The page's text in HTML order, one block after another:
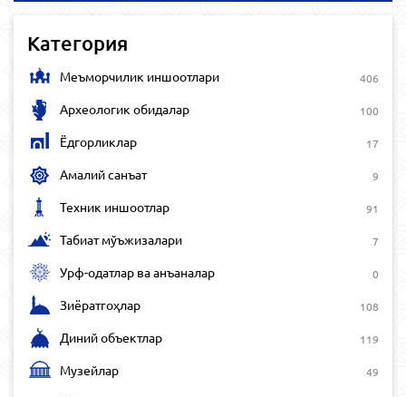
Категория
Меъморчилик иншоотлари 406
Археологик обидалар 100
Ёдгорликлар 17
Амалий санъат 9
Техник иншоотлар 91
Табиат мўъжизалари 7
Урф-одатлар ва анъаналар 0
Зиёратгоҳлар 108
Диний объектлар 119
Музейлар 49